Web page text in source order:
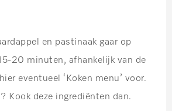
en pastinaak gaar op
20 minuten, afhankelijk van de
eventueel ‘Koken menu’ voor.
Kook deze ingrediënten dan.